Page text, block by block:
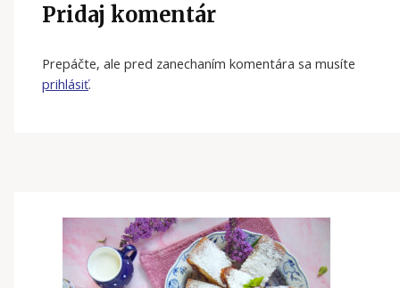
Pridaj komentár
Prepáčte, ale pred zanechaním komentára sa musíte
prihlásiť.